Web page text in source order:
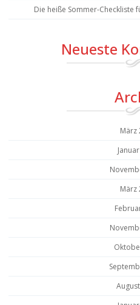
Die heiße Sommer-Checkliste
Neueste
März
März